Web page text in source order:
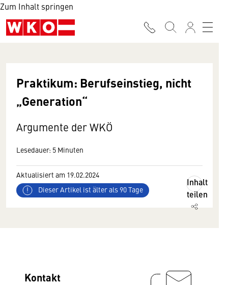
Zum Inhalt springen
Praktikum: Berufseinstieg, nicht
„Generation“
Argumente der WKÖ
Lesedauer: 5 Minuten
Aktualisiert am 19.02.2024
Dieser Artikel ist älter als 90 Tage
Inhalt
teilen
Kontakt